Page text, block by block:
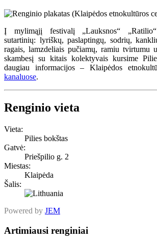
Į mylimąjį festivalį „Lauksnos“
sutartinių: lyriškų, paslaptingų, sodrių,
ragais, lamzdeliais pučiamų, ramiu tvirtumu
skambesį su kitais kolektyvais kursime
daugiau informacijos – Klaipėdos
kanaluose.
Renginio vieta
Vieta:
Pilies bokštas
Gatvė:
Priešpilio g. 2
Miestas:
Klaipėda
Šalis:
Powered by JEM
Artimiausi renginiai